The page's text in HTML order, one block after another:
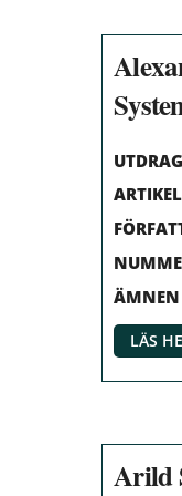
ÄMNEN
LÄS
Arild